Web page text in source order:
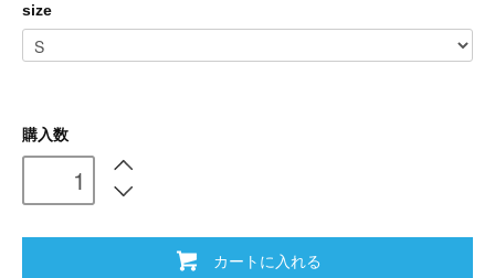
size
購入数
カートに入れる